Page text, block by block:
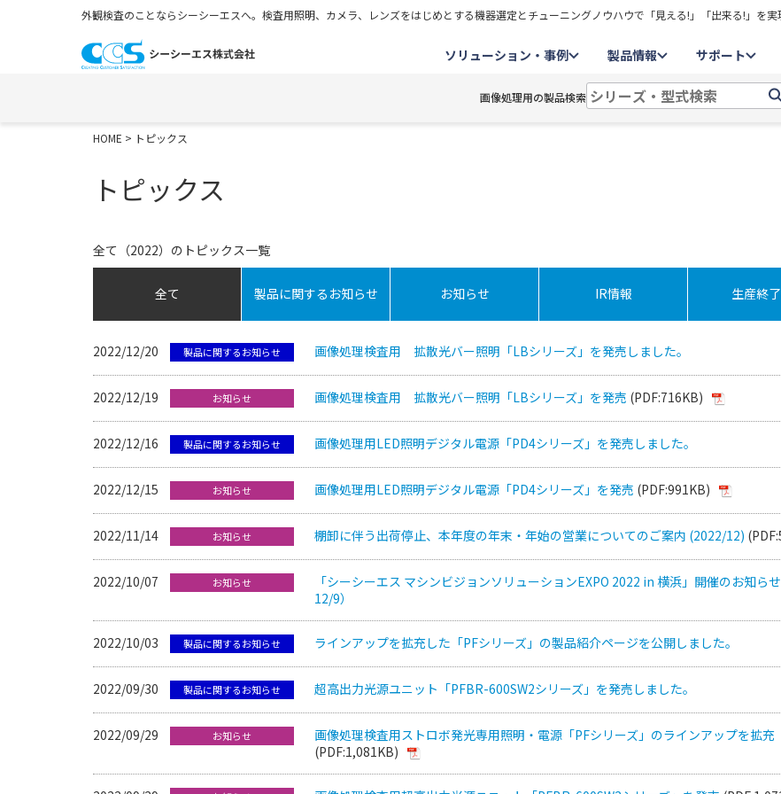
外観検査のことならシーシーエスへ。検査用照明、カメラ、レンズをはじめとする機器選定とチューニングノウハウで「見える!」「出来る!」を実
ソリューション・事例 製品情報 サポート
画像処理用の製品検索
HOME > トピックス
トピックス
全て（2022）のトピックス一覧
全て 製品に関するお知らせ お知らせ IR情報 生産終
2022/12/20 製品に関するお知らせ 画像処理検査用 拡散光バー照明「LBシリーズ」を発売しました。
2022/12/19 お知らせ 画像処理検査用 拡散光バー照明「LBシリーズ」を発売 (PDF:716KB)
2022/12/16 製品に関するお知らせ 画像処理用LED照明デジタル電源「PD4シリーズ」を発売しました。
2022/12/15 お知らせ 画像処理用LED照明デジタル電源「PD4シリーズ」を発売 (PDF:991KB)
2022/11/14 お知らせ 棚卸に伴う出荷停止、本年度の年末・年始の営業についてのご案内 (2022/12)
2022/10/07 お知らせ
「シーシーエス マシンビジョンソリューションEXPO 2022 in 横浜」開催のお知ら
12/9）
2022/10/03 製品に関するお知らせ ラインアップを拡充した「PFシリーズ」の製品紹介ページを公開しました。
2022/09/30 製品に関するお知らせ 超高出力光源ユニット「PFBR-600SW2シリーズ」を発売しました。
2022/09/29 お知らせ
画像処理検査用ストロボ発光専用照明・電源「PFシリーズ」のラインアップを拡充
(PDF:1,081KB)